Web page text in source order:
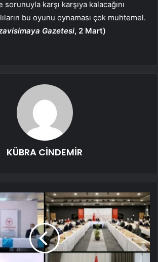
karşı karşıya kalacağını
bu oyunu oynaması çok muhtemel.
Gazetesi, 2 Mart)
KÜBRA CİNDEMİR